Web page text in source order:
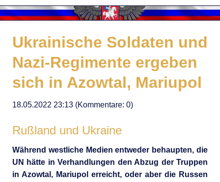
Ukrainische Soldaten und
Nazi-Regimente ergeben
sich in Azowtal, Mariupol
18.05.2022 23:13(Kommentare: 0)
Rußland und Ukraine
Während westliche Medien entweder behaupten, die
UN hätte in Verhandlungen den Abzug der Truppen
in Azowtal, Mariupol erreicht, oder aber die Russen